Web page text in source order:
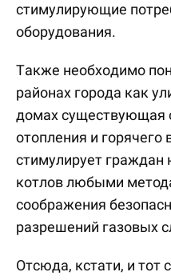
стимулирующие
оборудования.
Также необходимо
районах города как
домах существующая
отопления и горячего
стимулирует граждан
котлов любыми
соображения
разрешений газовых
Отсюда, кстати, и тот